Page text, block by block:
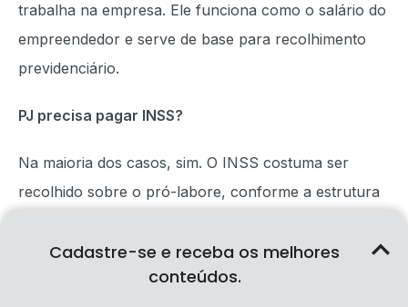
trabalha na empresa. Ele funciona como o salário do
empreendedor e serve de base para recolhimento
previdenciário.
PJ precisa pagar INSS?
Na maioria dos casos, sim. O INSS costuma ser
recolhido sobre o pró-labore, conforme a estrutura
Qual a diferença entre pró-labore e lucro?
Cadastre-se e receba os melhores
conteúdos.